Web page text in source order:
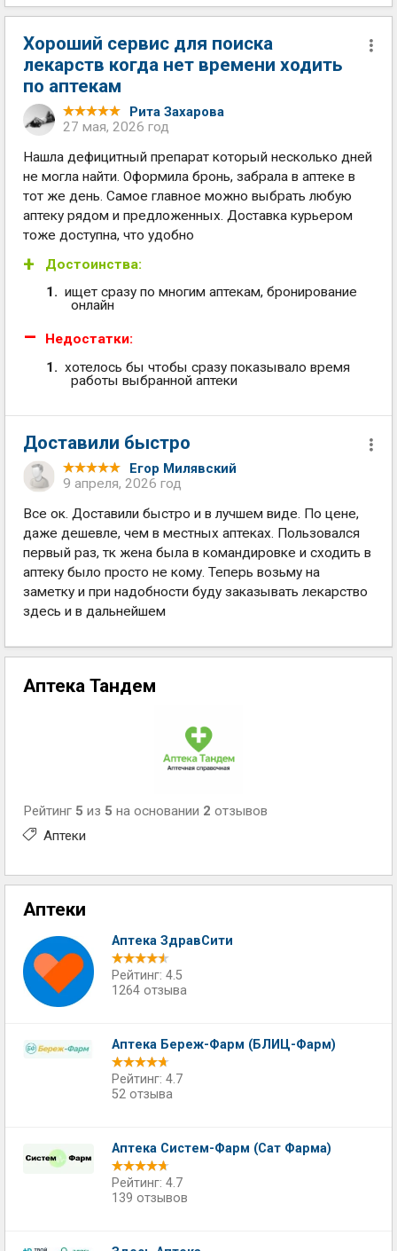
Хороший сервис для поиска
лекарств когда нет времени ходить
по аптекам
Рита Захарова
27 мая, 2026 год
Нашла дефицитный препарат который несколько дней
не могла найти. Оформила бронь, забрала в аптеке в
тот же день. Самое главное можно выбрать любую
аптеку рядом и предложенных. Доставка курьером
тоже доступна, что удобно
Достоинства:
ищет сразу по многим аптекам, бронирование
онлайн
Недостатки:
хотелось бы чтобы сразу показывало время
работы выбранной аптеки
Доставили быстро
Егор Милявский
9 апреля, 2026 год
Все ок. Доставили быстро и в лучшем виде. По цене,
даже дешевле, чем в местных аптеках. Пользовался
первый раз, тк жена была в командировке и сходить в
аптеку было просто не кому. Теперь возьму на
заметку и при надобности буду заказывать лекарство
здесь и в дальнейшем
Аптека Тандем
Рейтинг 5 из 5 на основании 2 отзывов
Аптеки
Аптеки
Аптека ЗдравСити
Рейтинг: 4.5
1264 отзыва
Аптека Береж-Фарм (БЛИЦ-Фарм)
Рейтинг: 4.7
52 отзыва
Аптека Систем-Фарм (Сат Фарма)
Рейтинг: 4.7
139 отзывов